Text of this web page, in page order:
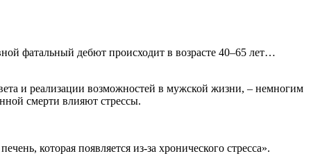
и реализации возможностей в мужской жизни, – немногим
смерти влияют стрессы.
которая появляется из-за хронического стресса».